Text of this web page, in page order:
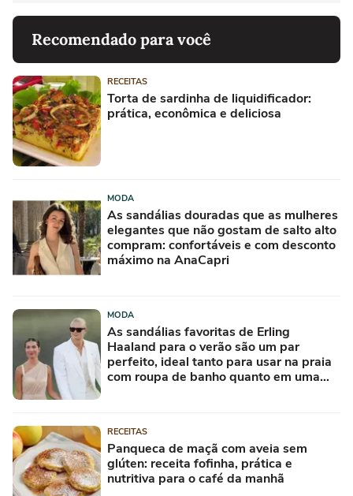
Recomendado para você
RECEITAS
Torta de sardinha de liquidificador:
prática, econômica e deliciosa
MODA
As sandálias douradas que as mulheres
elegantes que não gostam de salto alto
compram: confortáveis e com desconto
máximo na AnaCapri
MODA
As sandálias favoritas de Erling
Haaland para o verão são um par
perfeito, ideal tanto para usar na praia
com roupa de banho quanto em uma
RECEITAS
Panqueca de maçã com aveia sem
glúten: receita fofinha, prática e
nutritiva para o café da manhã